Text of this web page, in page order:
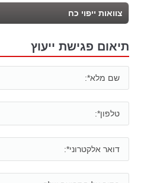
צוואות ייפוי כח
תיאום פגישת ייעוץ